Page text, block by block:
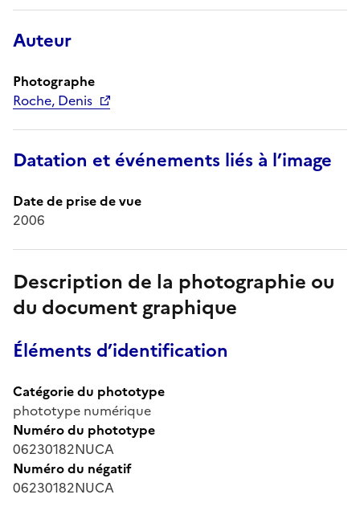
Auteur
Photographe
Roche, Denis
Datation et événements liés à l’image
Date de prise de vue
2006
Description de la photographie ou
du document graphique
Éléments d’identification
Catégorie du phototype
phototype numérique
Numéro du phototype
06230182NUCA
Numéro du négatif
06230182NUCA